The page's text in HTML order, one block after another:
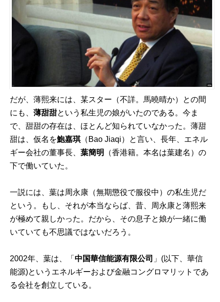
だが、薄熙来には、某スター（不詳。馬曉晴か）との間
にも、薄甜甜という私生児の娘がいたのである。今ま
で、甜甜の存在は、ほとんど知られていなかった。薄甜
甜は、仮名を鮑嘉琪（Bao Jiaqi）と言い、長年、エネル
ギー会社の董事長、葉簡明
（香港籍。本名は葉建名）の
下で働いていた。
一説には、葉は周永康（無期懲役で服役中）の私生児だ
という。もし、それが本当ならば、昔、周永康と薄熙来
が極めて親しかった。だから、その息子と娘が一緒に働
いていても不思議ではないだろう。
2002年、葉は、「中国華信能源有限公司 」(以下、華信
能源)というエネルギーおよび金融コングロマリットであ
る会社を創立している。